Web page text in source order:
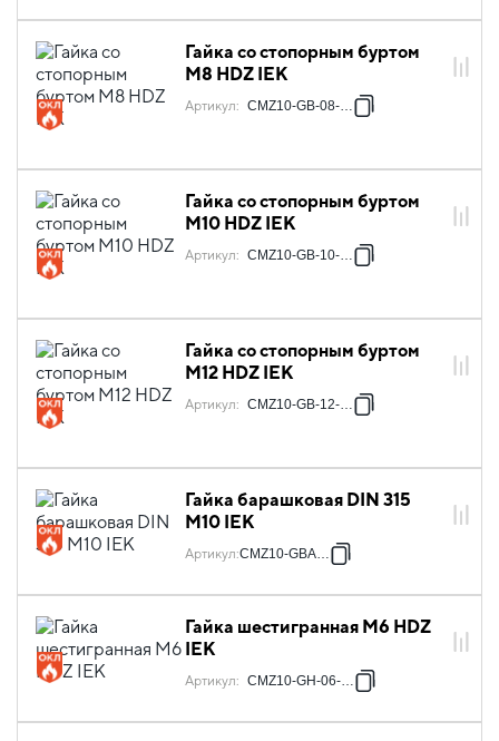
Гайка со стопорным буртом
М8 HDZ IEK
Артикул: CMZ10-GB-08-HDZ
Гайка со стопорным буртом
М10 HDZ IEK
Артикул: CMZ10-GB-10-HDZ
Гайка со стопорным буртом
М12 HDZ IEK
Артикул: CMZ10-GB-12-HDZ
Гайка барашковая DIN 315
М10 IEK
Артикул:CMZ10-GBA-10
Гайка шестигранная М6 HDZ
IEK
Артикул: CMZ10-GH-06-HDZ